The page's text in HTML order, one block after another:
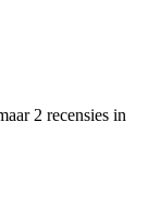
2 recensies in